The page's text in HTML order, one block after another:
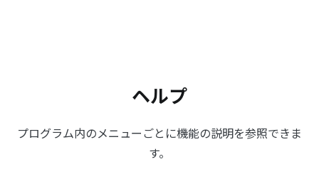
ヘルプ
プログラム内のメニューごとに機能の説明を参照できま
す。